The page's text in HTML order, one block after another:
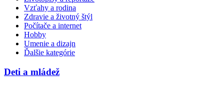
Vzťahy a rodina
Zdravie a životný štýl
Počítače a internet
Hobby
Umenie a dizajn
Ďalšie kategórie
Deti a mládež